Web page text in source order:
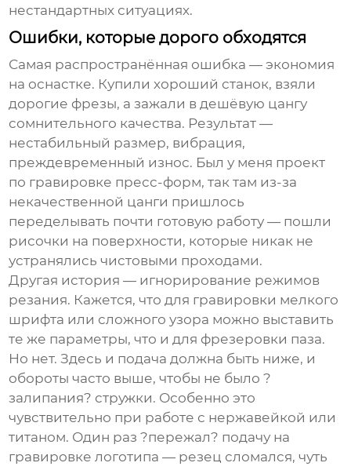
нестандартных ситуациях.
Ошибки, которые дорого обходятся
Самая распространённая ошибка — экономия
на оснастке. Купили хороший станок, взяли
дорогие фрезы, а зажали в дешёвую цангу
сомнительного качества. Результат —
нестабильный размер, вибрация,
преждевременный износ. Был у меня проект
по гравировке пресс-форм, так там из-за
некачественной цанги пришлось
переделывать почти готовую работу — пошли
рисочки на поверхности, которые никак не
устранялись чистовыми проходами.
Другая история — игнорирование режимов
резания. Кажется, что для гравировки мелкого
шрифта или сложного узора можно выставить
те же параметры, что и для фрезеровки паза.
Но нет. Здесь и подача должна быть ниже, и
обороты часто выше, чтобы не было ?
залипания? стружки. Особенно это
чувствительно при работе с нержавейкой или
титаном. Один раз ?пережал? подачу на
гравировке логотипа — резец сломался, чуть